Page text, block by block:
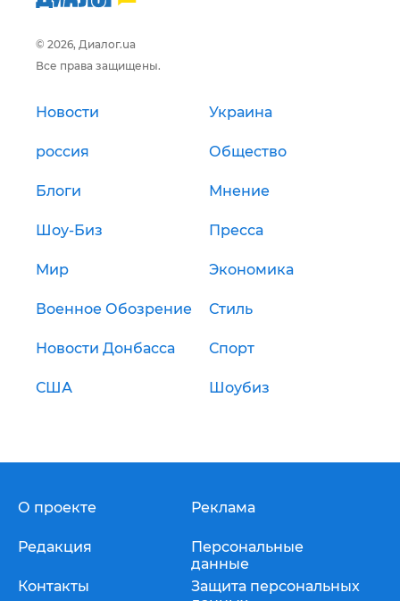
© 2026, Диалог.ua
Все права защищены.
Новости Украина
россия Общество
Блоги Мнение
Шоу-Биз Пресса
Мир Экономика
Военное Обозрение Стиль
Новости Донбасса Спорт
США Шоубиз
О проекте
Редакция
Контакты
Реклама
Персональные
данные
Защита персональных